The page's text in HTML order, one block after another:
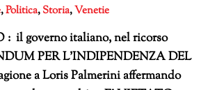
,Politica,Storia,Venetie
il governo italiano, nel ricorso
PER L’INDIPENDENZA DEL
a Loris Palmerini affermando